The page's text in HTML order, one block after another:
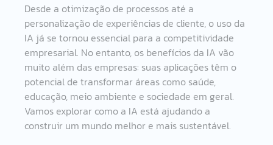
Desde a otimização de processos até a
personalização de experiências de cliente, o uso da
IA já se tornou essencial para a competitividade
empresarial. No entanto, os benefícios da IA vão
muito além das empresas: suas aplicações têm o
potencial de transformar áreas como saúde,
educação, meio ambiente e sociedade em geral.
Vamos explorar como a IA está ajudando a
construir um mundo melhor e mais sustentável.